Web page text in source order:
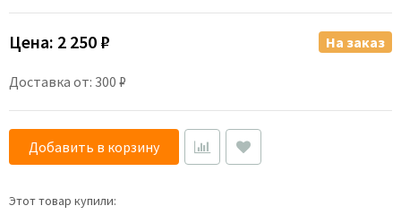
Цена: 2 250 ₽
Доставка от: 300 ₽
На заказ
Добавить в корзину
Этот товар купили: